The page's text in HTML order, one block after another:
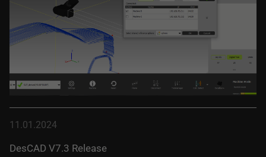
11.01.2024
DesCAD V7.3 Release